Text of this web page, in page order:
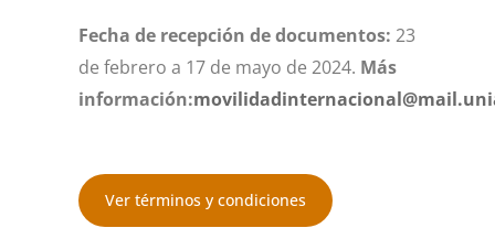
Fecha de recepción de documentos: 23
de febrero a 17 de mayo de 2024. Más
información:
Ver términos y condiciones